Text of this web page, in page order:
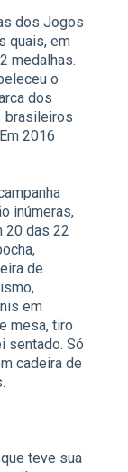
dos Jogos
quais, em
medalhas.
o
dos
brasileiros
2016
inúmeras,
20 das 22
de
em
mesa, tiro
sentado. Só
cadeira de
teve sua